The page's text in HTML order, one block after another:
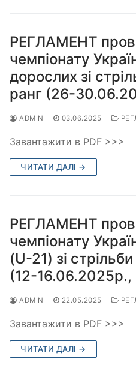
РЕГЛАМЕНТ
чемпіонату
дорослих зі
ранг (26-
ADMIN 03.06.2025
Завантажити в PDF >>>
ЧИТАТИ ДАЛІ →
РЕГЛАМЕНТ
чемпіонату
(U-21) зі стрільби
(12-16.06.2025р.,
ADMIN 22.05.2025
Завантажити в PDF >>>
ЧИТАТИ ДАЛІ →